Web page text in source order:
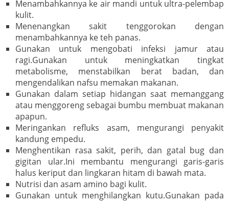
Menambahkannya ke air mandi untuk ultra-pelembap
kulit.
Menenangkan sakit tenggorokan dengan
menambahkannya ke teh panas.
Gunakan untuk mengobati infeksi jamur atau
ragi.Gunakan untuk meningkatkan tingkat
metabolisme, menstabilkan berat badan, dan
mengendalikan nafsu memakan makanan.
Gunakan dalam setiap hidangan saat memanggang
atau menggoreng sebagai bumbu membuat makanan
apapun.
Meringankan refluks asam, mengurangi penyakit
kandung empedu.
Menghentikan rasa sakit, perih, dan gatal bug dan
gigitan ular.Ini membantu mengurangi garis-garis
halus keriput dan lingkaran hitam di bawah mata.
Nutrisi dan asam amino bagi kulit.
Gunakan untuk menghilangkan kutu.Gunakan pada